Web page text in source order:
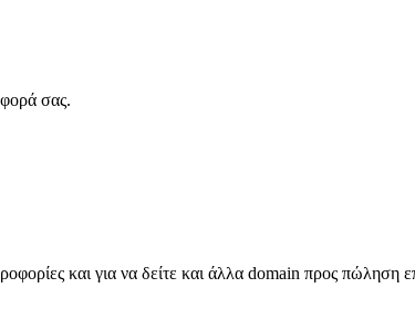
σας.
και για να δείτε και άλλα domain προς πώληση